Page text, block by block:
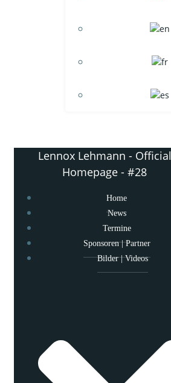
Lennox Lehmann - Official
Homepage - #28
Home
News
Termine
Sponsoren | Partner
Bilder | Videos